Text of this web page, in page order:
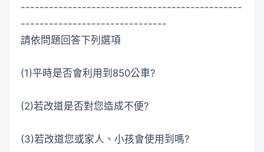
-----------------------------------------------
-------------------------------
請依問題回答下列選項
(1)平時是否會利用到850公車?
(2)若改道是否對您造成不便?
(3)若改道您或家人、小孩會使用到嗎?